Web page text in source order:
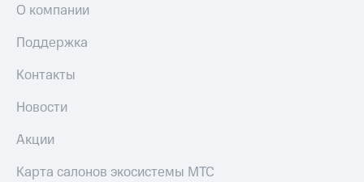
О компании
Поддержка
Контакты
Новости
Акции
Карта салонов экосистемы МТС